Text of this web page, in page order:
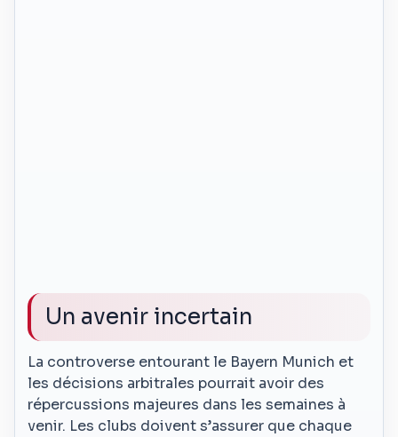
Un avenir incertain
La controverse entourant le Bayern Munich et
les décisions arbitrales pourrait avoir des
répercussions majeures dans les semaines à
venir. Les clubs doivent s’assurer que chaque